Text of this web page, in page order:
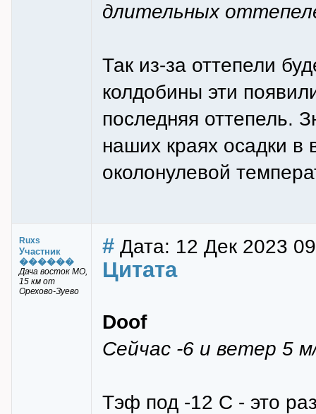
длительных
Так из-за оттепели
колдобины эти
последняя оттепель.
наших краях осадки в
околонулевой
Ruxs
Участник
������
Дача восток МО,
15 км от
Орехово-Зуево
# Дата: 12 Дек 2023
Цитата
Doof
Сейчас -6 и ветер 5
Тэф под -12 С - это